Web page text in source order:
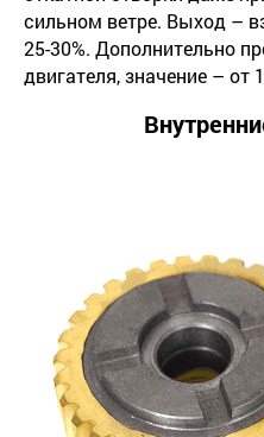
сильном ветре. Выход –
25-30%. Дополнительно
двигателя, значение – от